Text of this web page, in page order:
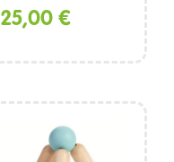
25,00€